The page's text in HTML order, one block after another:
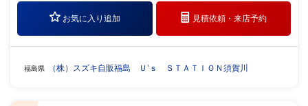
お気に入り追加 見積依頼・来店予約
福島県 （株）スズキ自販福島 Ｕ’ｓ ＳＴＡＴＩＯＮ須賀川